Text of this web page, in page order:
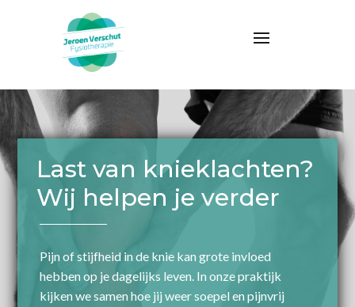
Last van knieklachten?
Wij helpen je verder
Pijn of stijfheid in de knie kan grote invloed
hebben op je dagelijks leven. In onze praktijk
kijken we samen hoe jij weer soepel en pijnvrij